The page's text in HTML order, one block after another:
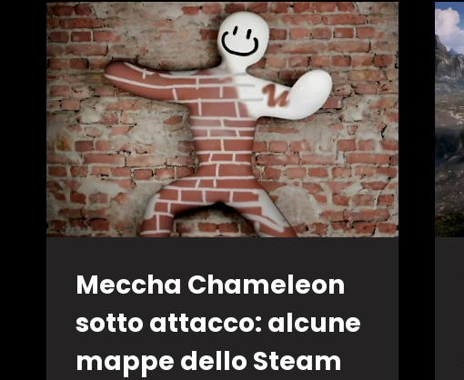
DI
BANGKOK
Meccha Chameleon
sotto attacco: alcune
mappe dello Steam